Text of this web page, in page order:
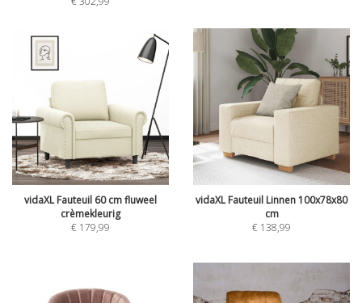
vidaXL Fauteuil 60 cm fluweel
crèmekleurig
€ 179,99
vidaXL Fauteuil Linnen 100x78x80
cm
€ 138,99